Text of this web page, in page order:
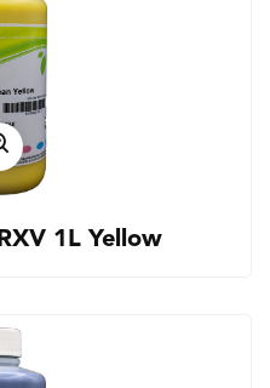
1L Yellow